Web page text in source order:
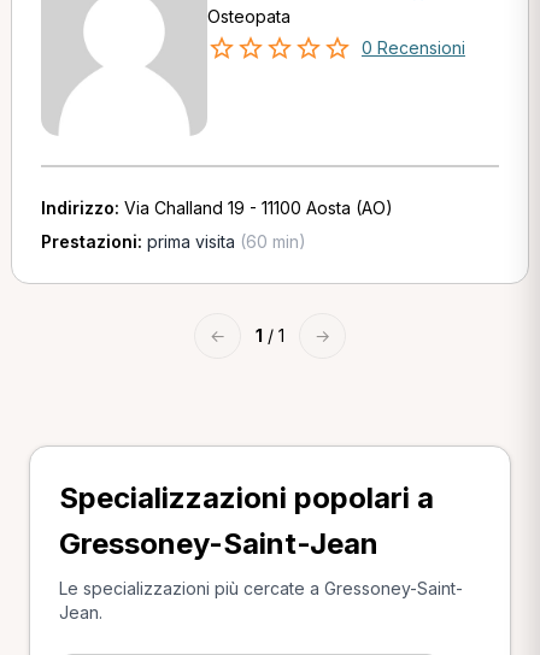
Osteopata
0 Recensioni
Indirizzo: Via Challand 19 - 11100 Aosta (AO)
Prestazioni: prima visita (60 min)
← 1 / 1 →
Specializzazioni popolari a
Gressoney-Saint-Jean
Le specializzazioni più cercate a Gressoney-Saint-
Jean.